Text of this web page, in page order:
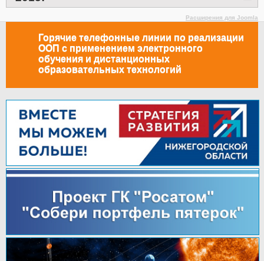
Расширения для Joomla
Горячие телефонные линии по реализации
ООП с применением электронного
обучения и дистанционных
образовательных технологий